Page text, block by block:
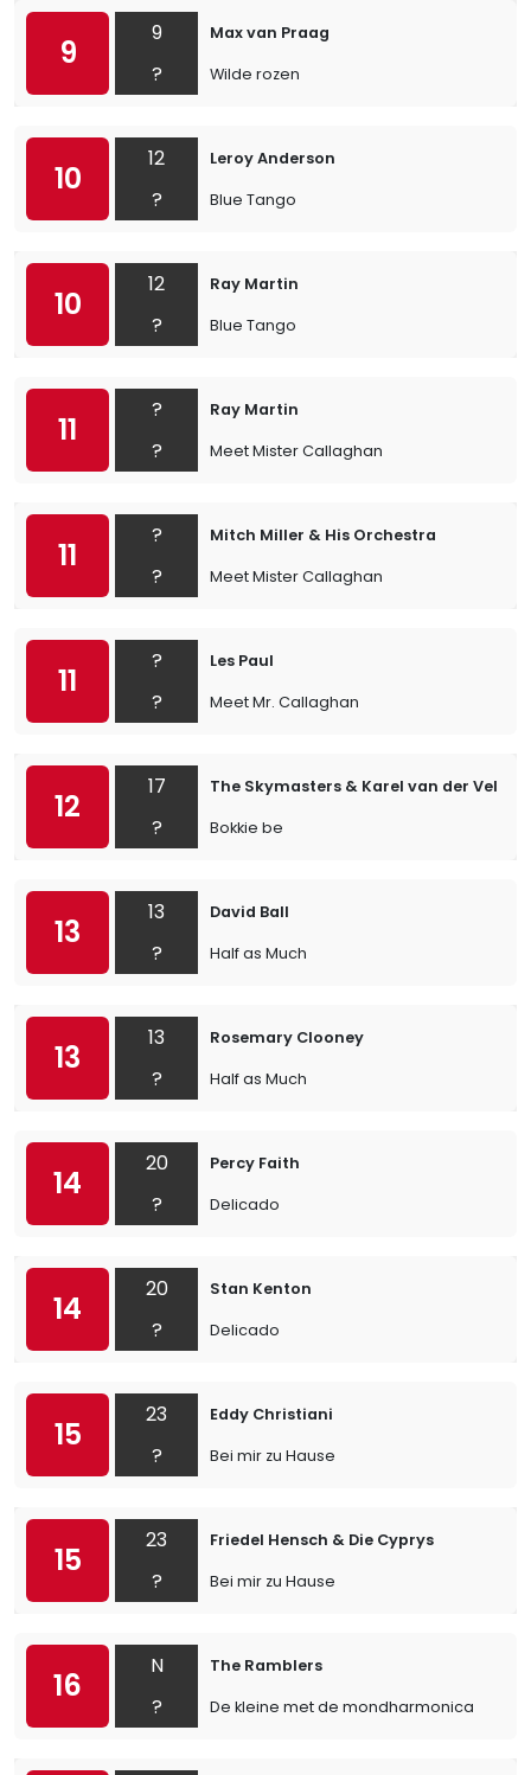
9
9
?
Max van Praag
Wilde rozen
10
12
?
Leroy Anderson
Blue Tango
10
12
?
Ray Martin
Blue Tango
11
?
?
Ray Martin
Meet Mister Callaghan
11
?
?
Mitch Miller & His Orchestra
Meet Mister Callaghan
11
?
?
Les Paul
Meet Mr. Callaghan
12
17
?
The Skymasters & Karel van der Velden
Bokkie be
13
13
?
David Ball
Half as Much
13
13
?
Rosemary Clooney
Half as Much
14
20
?
Percy Faith
Delicado
14
20
?
Stan Kenton
Delicado
15
23
?
Eddy Christiani
Bei mir zu Hause
15
23
?
Friedel Hensch & Die Cyprys
Bei mir zu Hause
16
N
?
The Ramblers
De kleine met de mondharmonica